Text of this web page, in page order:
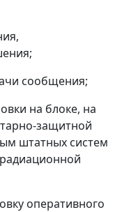
сообщения;
на блоке, на
защитной
штатных систем
оперативного